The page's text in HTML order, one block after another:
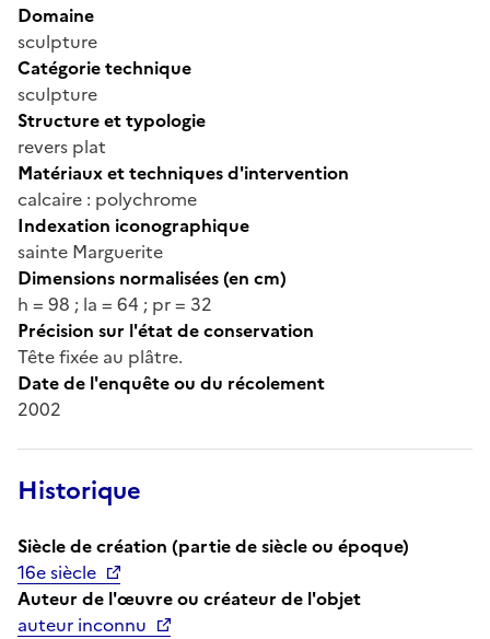
Domaine
sculpture
Catégorie technique
sculpture
Structure et typologie
revers plat
Matériaux et techniques d'intervention
calcaire : polychrome
Indexation iconographique
sainte Marguerite
Dimensions normalisées (en cm)
h = 98 ; la = 64 ; pr = 32
Précision sur l'état de conservation
Tête fixée au plâtre.
Date de l'enquête ou du récolement
2002
Historique
Siècle de création (partie de siècle ou époque)
16e siècle
Auteur de l'œuvre ou créateur de l'objet
auteur inconnu